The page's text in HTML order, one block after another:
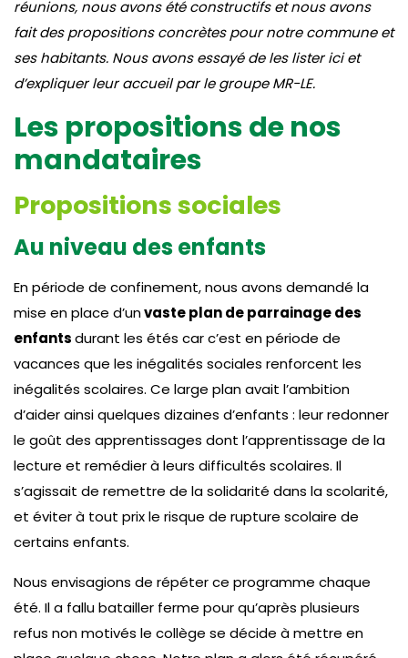
réunions, nous avons été constructifs et nous avons
fait des propositions concrètes pour notre commune et
ses habitants. Nous avons essayé de les lister ici et
d’expliquer leur accueil par le groupe MR-LE.
Les propositions de nos
mandataires
Propositions sociales
Au niveau des enfants
En période de confinement, nous avons demandé la
mise en place d’unvaste plan de parrainage des
enfantsdurant les étés car c’est en période de
vacances que les inégalités sociales renforcent les
inégalités scolaires. Ce large plan avait l’ambition
d’aider ainsi quelques dizaines d’enfants : leur redonner
le goût des apprentissages dont l’apprentissage de la
lecture et remédier à leurs difficultés scolaires. Il
s’agissait de remettre de la solidarité dans la scolarité,
et éviter à tout prix le risque de rupture scolaire de
certains enfants.
Nous envisagions de répéter ce programme chaque
été. Il a fallu batailler ferme pour qu’après plusieurs
refus non motivés le collège se décide à mettre en